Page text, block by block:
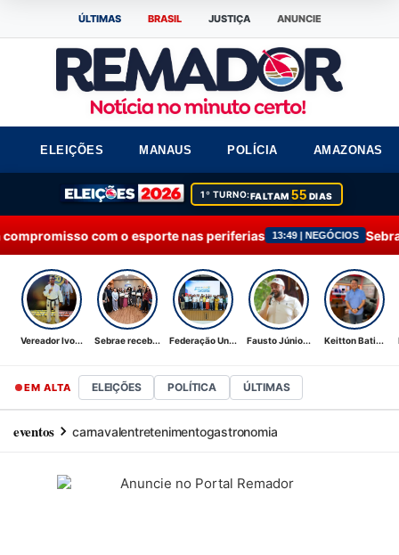
ÚLTIMAS BRASIL JUSTIÇA ANUNCIE
ELEIÇÕES MANAUS POLÍCIA AMAZONAS
1º TURNO:FALTAM55 DIAS
esporte nas periferias 13:49 | NEGÓCIOS Sebrae recebe Moção de
Vereador Ivo... Sebrae receb... Federação Un... Fausto Júnio... Keitton Bati...
EM ALTA ELEIÇÕES POLÍTICA ÚLTIMAS
eventos carnavalentretenimentogastronomia